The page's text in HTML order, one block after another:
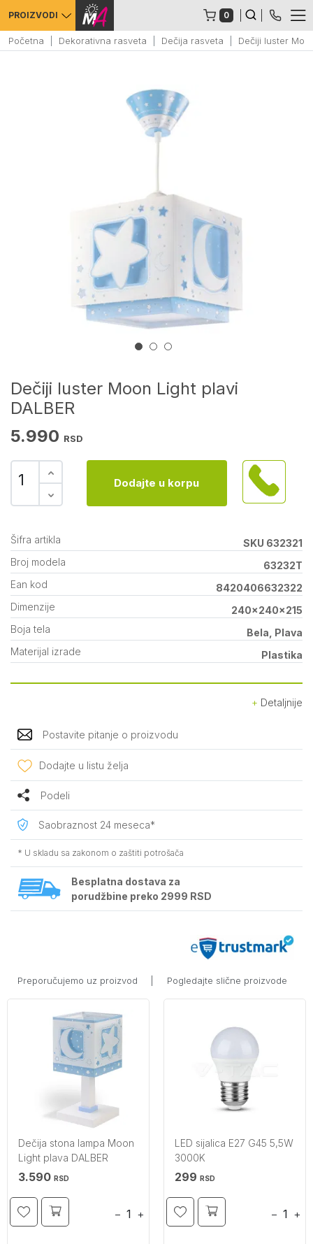
PROIZVODI 0
Početna Dekorativna rasveta Dečija rasveta Dečiji luster
Dečiji luster Moon Light plavi
DALBER
5.990 RSD
Dodajte u korpu
Šifra artikla
SKU 632321
Broj modela
63232T
Ean kod
8420406632322
Dimenzije
240x240x215
Boja tela
Bela, Plava
Materijal izrade
Plastika
Detaljnije
Postavite pitanje o proizvodu
Dodajte u listu želja
Podeli
Saobraznost 24 meseca*
* U skladu sa zakonom o zaštiti potrošača
Besplatna dostava za
porudžbine preko 2999 RSD
Preporučujemo uz proizvod Pogledajte slične proizvode
Dečija stona lampa Moon
Light plava DALBER
3.590 RSD
− +
LED sijalica E27 G45 5,5W
3000K
299 RSD
− +